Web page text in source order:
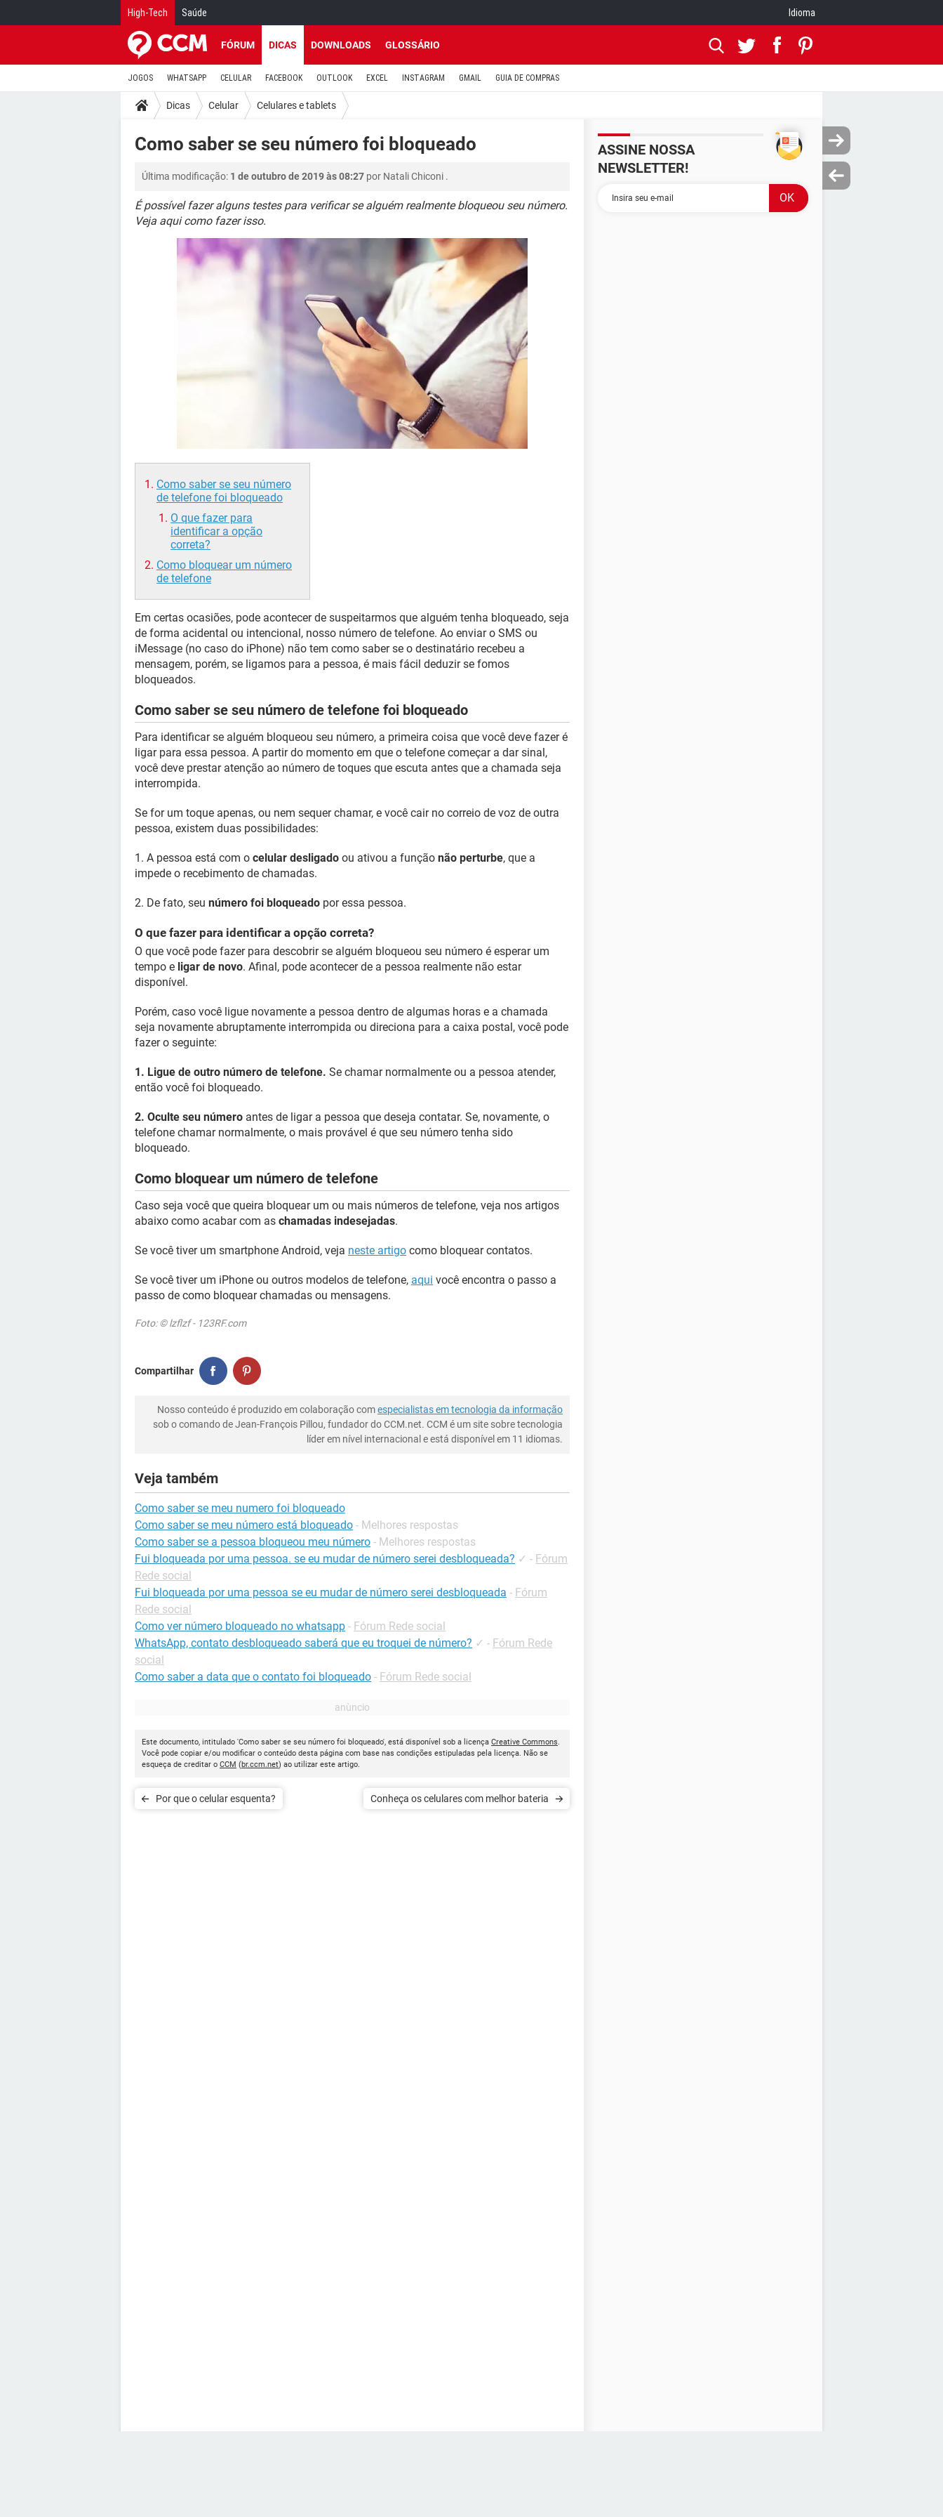
High-Tech Saúde Idioma
FÓRUM DICAS DOWNLOADS GLOSSÁRIO
JOGOS WHATSAPP CELULAR FACEBOOK OUTLOOK EXCEL INSTAGRAM GMAIL GUIA DE COMPRAS
Dicas Celular Celulares e tablets
Como saber se seu número foi bloqueado
Última modificação: 1 de outubro de 2019 às 08:27 por Natali Chiconi .
É possível fazer alguns testes para verificar se alguém realmente bloqueou seu número.
Veja aqui como fazer isso.
Como saber se seu número
de telefone foi bloqueado
O que fazer para
identificar a opção
correta?
Como bloquear um número
de telefone
Em certas ocasiões, pode acontecer de suspeitarmos que alguém tenha bloqueado, seja
de forma acidental ou intencional, nosso número de telefone. Ao enviar o SMS ou
iMessage (no caso do iPhone) não tem como saber se o destinatário recebeu a
mensagem, porém, se ligamos para a pessoa, é mais fácil deduzir se fomos
bloqueados.
Como saber se seu número de telefone foi bloqueado
Para identificar se alguém bloqueou seu número, a primeira coisa que você deve fazer é
ligar para essa pessoa. A partir do momento em que o telefone começar a dar sinal,
você deve prestar atenção ao número de toques que escuta antes que a chamada seja
interrompida.
Se for um toque apenas, ou nem sequer chamar, e você cair no correio de voz de outra
pessoa, existem duas possibilidades:
1. A pessoa está com o celular desligado ou ativou a função não perturbe, que a
impede o recebimento de chamadas.
2. De fato, seu número foi bloqueado por essa pessoa.
O que fazer para identificar a opção correta?
O que você pode fazer para descobrir se alguém bloqueou seu número é esperar um
tempo e ligar de novo. Afinal, pode acontecer de a pessoa realmente não estar
disponível.
Porém, caso você ligue novamente a pessoa dentro de algumas horas e a chamada
seja novamente abruptamente interrompida ou direciona para a caixa postal, você pode
fazer o seguinte:
1. Ligue de outro número de telefone. Se chamar normalmente ou a pessoa atender,
então você foi bloqueado.
2. Oculte seu número antes de ligar a pessoa que deseja contatar. Se, novamente, o
telefone chamar normalmente, o mais provável é que seu número tenha sido
bloqueado.
Como bloquear um número de telefone
Caso seja você que queira bloquear um ou mais números de telefone, veja nos artigos
abaixo como acabar com as chamadas indesejadas.
Se você tiver um smartphone Android, veja neste artigo como bloquear contatos.
Se você tiver um iPhone ou outros modelos de telefone, aqui você encontra o passo a
passo de como bloquear chamadas ou mensagens.
Foto: © lzflzf - 123RF.com
Compartilhar
Nosso conteúdo é produzido em colaboração comespecialistas em tecnologia da informação
sob o comando de Jean-François Pillou, fundador do CCM.net. CCM é um site sobre tecnologia
líder em nível internacional e está disponível em 11 idiomas.
Veja também
Como saber se meu numero foi bloqueado
Como saber se meu número está bloqueado - Melhores respostas
Como saber se a pessoa bloqueou meu número - Melhores respostas
Fui bloqueada por uma pessoa. se eu mudar de número serei desbloqueada? ✓ - Fórum
Rede social
Fui bloqueada por uma pessoa se eu mudar de número serei desbloqueada - Fórum
Rede social
Como ver número bloqueado no whatsapp - Fórum Rede social
WhatsApp, contato desbloqueado saberá que eu troquei de número? ✓ - Fórum Rede
social
Como saber a data que o contato foi bloqueado - Fórum Rede social
Este documento, intitulado 'Como saber se seu número foi bloqueado', está disponível sob a licença Creative Commons.
Você pode copiar e/ou modificar o conteúdo desta página com base nas condições estipuladas pela licença. Não se
esqueça de creditar o CCM (br.ccm.net) ao utilizar este artigo.
Por que o celular esquenta? Conheça os celulares com melhor bateria
ASSINE NOSSA
NEWSLETTER!